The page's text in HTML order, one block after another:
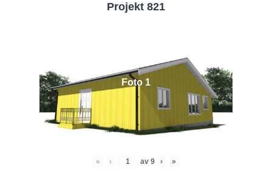
Projekt 821
Foto 1
« ‹ av 9 › »